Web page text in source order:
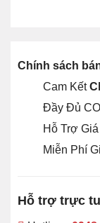
Chính sách
Cam Kết
Đầy Đủ
Hỗ Trợ
Miễn Phí
Hỗ trợ trực